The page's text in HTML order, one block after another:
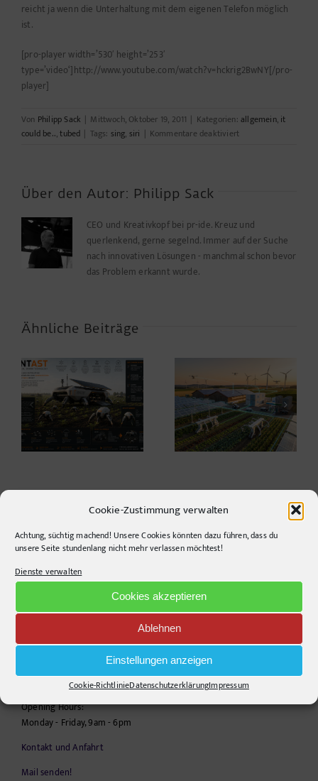
Cookie-Zustimmung verwalten
Achtung, süchtig machend! Unsere Cookies könnten dazu führen, dass du
unsere Seite stundenlang nicht mehr verlassen möchtest!
Dienste verwalten
Cookies akzeptieren
Ablehnen
Einstellungen anzeigen
Cookie-RichtlinieDatenschutzerklärungImpressum
reicht ja wenn die Unterhaltung mit dem eigenen Telefon möglich
ist.
[pro-player width=’530′ height=’253′
type=’video‘]http://www.youtube.com/watch?v=hckrig2BwNY[/pro-
player]
Von Philipp Sack | Mittwoch, Oktober 19, 2011 | Kategorien: allgemein, it
could be..,tubed | Tags: sing, siri | Kommentare deaktiviertfür
Über den Autor: Philipp Sack
CEO und Kreativkopf bei pr-ide. Kreuz und
querlenkend, gerne segelnd. Immer auf der Suche
nach innovativen Lösungen - manchmal schon bevor
das Problem erkannt wurde.
Ähnliche Beiträge
Warum die
Energiewende auf
dem Acker nicht im
Motorraum beginnt
Agrarwelt 2035 –
Landwirtschaft nach
dem Wendepunkt*
CONTACT INFO
10555Berlin
+49306860203
info@pr-ide.de
Opening Hours:
Monday - Friday, 9am - 6pm
Kontakt und Anfahrt
Mail senden!